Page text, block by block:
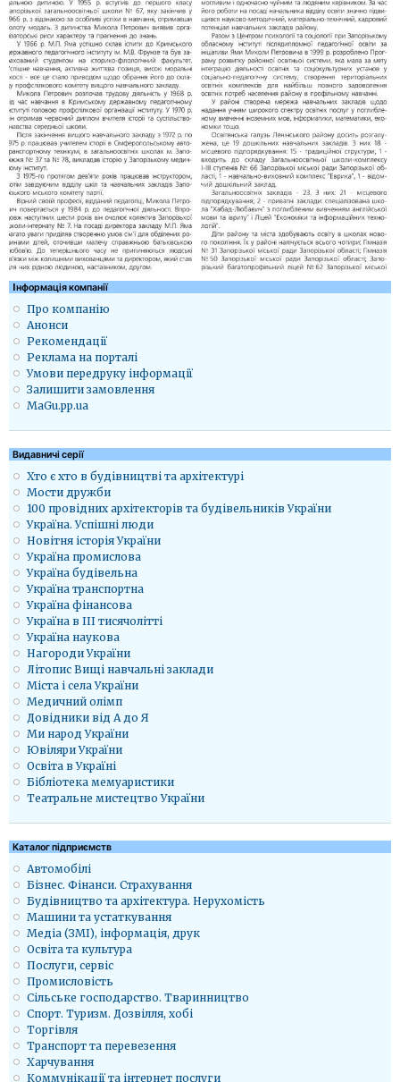
Iнформація компанії
Про компанію
Анонси
Рекомендації
Реклама на порталі
Умови передруку інформації
Залишити замовлення
MaGu.pp.ua
Видавничі серії
Хто є хто в будівництві та архітектурі
Мости дружби
100 провідних архітекторів та будівельників України
Україна. Успішні люди
Новітня історія України
Україна промислова
Україна будівельна
Україна транспортна
Україна фінансова
Україна в ІІІ тисячолітті
Україна наукова
Нагороди України
Літопис Вищі навчальні заклади
Міста і села України
Медичний олімп
Довідники від А до Я
Ми народ України
Ювіляри України
Освіта в Україні
Бібліотека мемуаристики
Театральне мистецтво України
Каталог підприємств
Автомобілі
Бізнес. Фінанси. Страхування
Будівництво та архітектура. Нерухомість
Машини та устаткування
Медіа (ЗМІ), інформація, друк
Освіта та культура
Послуги, сервіс
Промисловість
Сільське господарство. Тваринництво
Спорт. Туризм. Дозвілля, хобі
Торгівля
Транспорт та перевезення
Харчування
Коммунікації та інтернет послуги